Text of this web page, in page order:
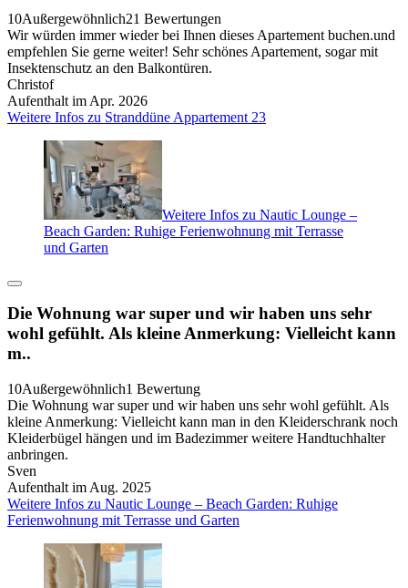
10Außergewöhnlich21 Bewertungen
Wir würden immer wieder bei Ihnen dieses Apartement buchen.und
empfehlen Sie gerne weiter! Sehr schönes Apartement, sogar mit
Insektenschutz an den Balkontüren.
Christof
Aufenthalt im Apr. 2026
Weitere Infos zu Stranddüne Appartement 23
Weitere Infos zu Nautic Lounge –
Beach Garden: Ruhige Ferienwohnung mit Terrasse
und Garten
Die Wohnung war super und wir haben uns sehr
wohl gefühlt. Als kleine Anmerkung: Vielleicht kann
m..
10Außergewöhnlich1 Bewertung
Die Wohnung war super und wir haben uns sehr wohl gefühlt. Als
kleine Anmerkung: Vielleicht kann man in den Kleiderschrank noch
Kleiderbügel hängen und im Badezimmer weitere Handtuchhalter
anbringen.
Sven
Aufenthalt im Aug. 2025
Weitere Infos zu Nautic Lounge – Beach Garden: Ruhige
Ferienwohnung mit Terrasse und Garten